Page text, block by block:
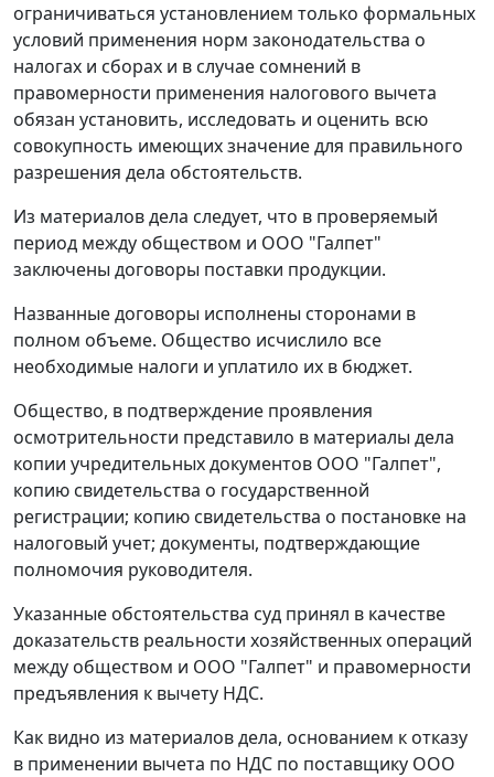
ограничиваться установлением только формальных
условий применения норм законодательства о
налогах и сборах и в случае сомнений в
правомерности применения налогового вычета
обязан установить, исследовать и оценить всю
совокупность имеющих значение для правильного
разрешения дела обстоятельств.
Из материалов дела следует, что в проверяемый
период между обществом и ООО "Галпет"
заключены договоры поставки продукции.
Названные договоры исполнены сторонами в
полном объеме. Общество исчислило все
необходимые налоги и уплатило их в бюджет.
Общество, в подтверждение проявления
осмотрительности представило в материалы дела
копии учредительных документов ООО "Галпет",
копию свидетельства о государственной
регистрации; копию свидетельства о постановке на
налоговый учет; документы, подтверждающие
полномочия руководителя.
Указанные обстоятельства суд принял в качестве
доказательств реальности хозяйственных операций
между обществом и ООО "Галпет" и правомерности
предъявления к вычету НДС.
Как видно из материалов дела, основанием к отказу
в применении вычета по НДС по поставщику ООО